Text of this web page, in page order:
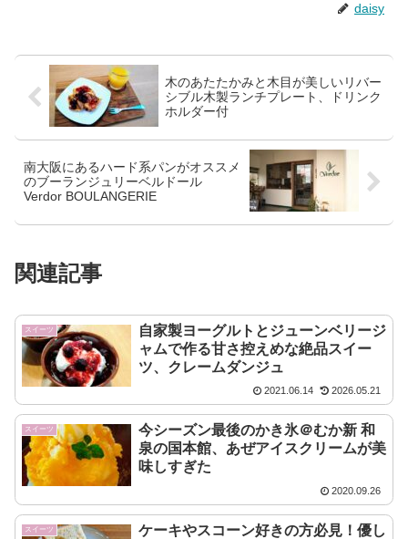
daisy
木のあたたかみと木目が美しいリバー
シブル木製ランチプレート、ドリンク
ホルダー付
南大阪にあるハード系パンがオススメ
のブーランジュリーベルドール
Verdor BOULANGERIE
関連記事
スイーツ
自家製ヨーグルトとジューンベリージ
ャムで作る甘さ控えめな絶品スイー
ツ、クレームダンジュ
2021.06.14 2026.05.21
スイーツ
今シーズン最後のかき氷＠むか新 和
泉の国本館、あぜアイスクリームが美
味しすぎた
2020.09.26
スイーツ
ケーキやスコーン好きの方必見！優し